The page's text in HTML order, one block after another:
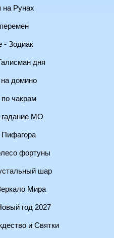
на Рунах
- Зодиак
дня
на домино
по чакрам
гадание МО
Пифагора
фортуны
шар
Мира
год 2027
и Святки